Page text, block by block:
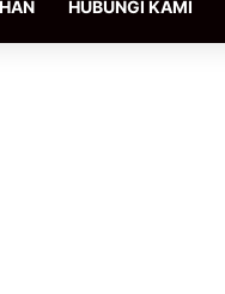
HUBUNGI KAMI